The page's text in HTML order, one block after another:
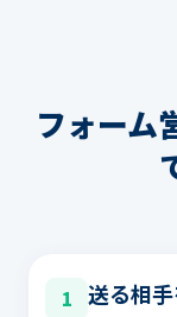
フォーム
1 送る相